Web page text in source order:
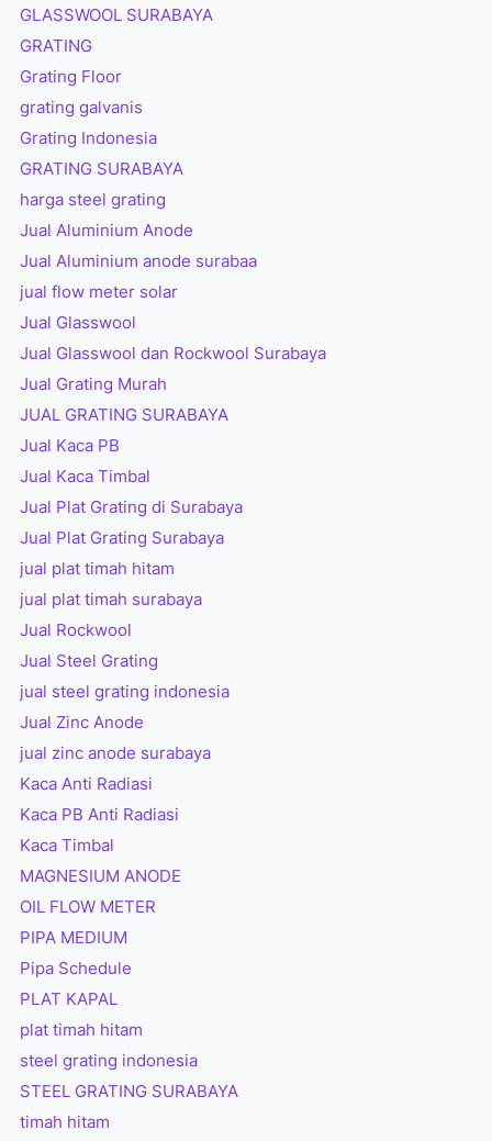
GLASSWOOL SURABAYA
GRATING
Grating Floor
grating galvanis
Grating Indonesia
GRATING SURABAYA
harga steel grating
Jual Aluminium Anode
Jual Aluminium anode surabaa
jual flow meter solar
Jual Glasswool
Jual Glasswool dan Rockwool Surabaya
Jual Grating Murah
JUAL GRATING SURABAYA
Jual Kaca PB
Jual Kaca Timbal
Jual Plat Grating di Surabaya
Jual Plat Grating Surabaya
jual plat timah hitam
jual plat timah surabaya
Jual Rockwool
Jual Steel Grating
jual steel grating indonesia
Jual Zinc Anode
jual zinc anode surabaya
Kaca Anti Radiasi
Kaca PB Anti Radiasi
Kaca Timbal
MAGNESIUM ANODE
OIL FLOW METER
PIPA MEDIUM
Pipa Schedule
PLAT KAPAL
plat timah hitam
steel grating indonesia
STEEL GRATING SURABAYA
timah hitam